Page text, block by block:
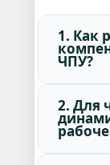
1. Как
ЧПУ?
2. Для